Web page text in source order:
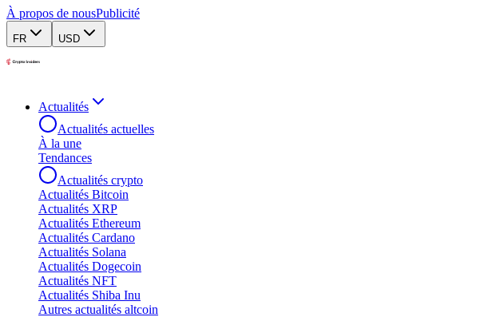
À propos de nousPublicité
FR USD
Actualités
Actualités actuelles
À la une
Tendances
Actualités crypto
Actualités Bitcoin
Actualités XRP
Actualités Ethereum
Actualités Cardano
Actualités Solana
Actualités Dogecoin
Actualités NFT
Actualités Shiba Inu
Autres actualités altcoin